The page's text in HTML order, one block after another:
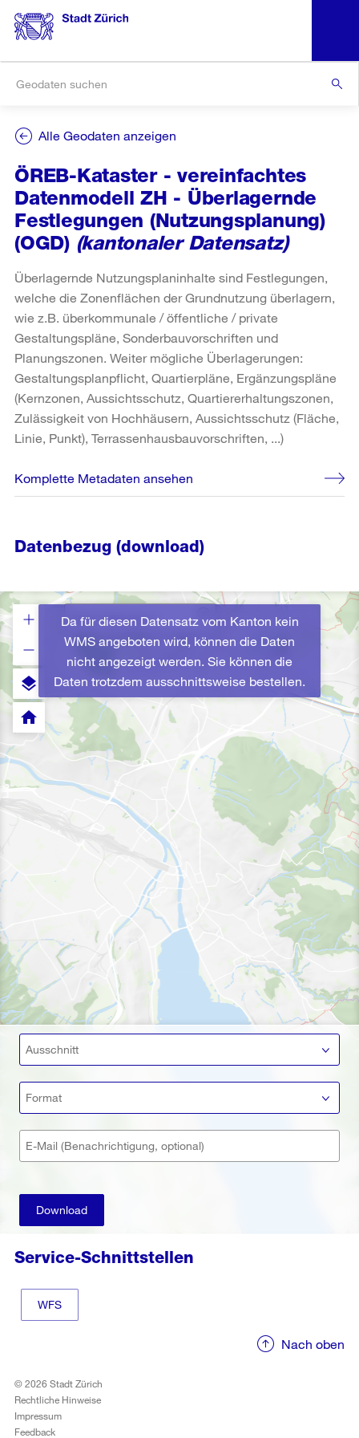
Alle Geodaten anzeigen
ÖREB-Kataster - vereinfachtes
Datenmodell ZH - Überlagernde
Festlegungen (Nutzungsplanung)
(OGD) (kantonaler Datensatz)
Überlagernde Nutzungsplaninhalte sind Festlegungen,
welche die Zonenflächen der Grundnutzung überlagern,
wie z.B. überkommunale / öffentliche / private
Gestaltungspläne, Sonderbauvorschriften und
Planungszonen. Weiter mögliche Überlagerungen:
Gestaltungsplanpflicht, Quartierpläne, Ergänzungspläne
(Kernzonen, Aussichtsschutz, Quartiererhaltungszonen,
Zulässigkeit von Hochhäusern, Aussichtsschutz (Fläche,
Linie, Punkt), Terrassenhausbauvorschriften, ...)
Komplette Metadaten ansehen
Datenbezug (download)
Da für diesen Datensatz vom Kanton kein
WMS angeboten wird, können die Daten
nicht angezeigt werden. Sie können die
Daten trotzdem ausschnittsweise bestellen.
layers
home
Ausschnitt
Format
E-Mail (Benachrichtigung, optional)
Download
Service-Schnittstellen
WFS
Nach oben
© 2026 Stadt Zürich
Rechtliche Hinweise
Impressum
Feedback